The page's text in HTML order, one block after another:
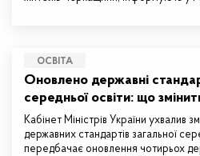
ОСВІТА
Оновлено державні
середньої освіти: що
Кабінет Міністрів України ухвалив
державних стандартів загальної
передбачає оновлення чотирьох